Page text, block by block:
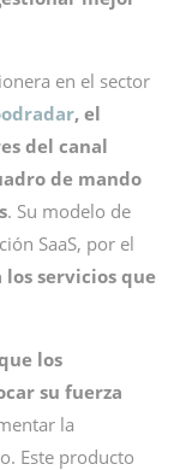
en el sector
, el
del canal
de mando
. Su modelo de
SaaS, por el
servicios que
los
su fuerza
la
Este producto